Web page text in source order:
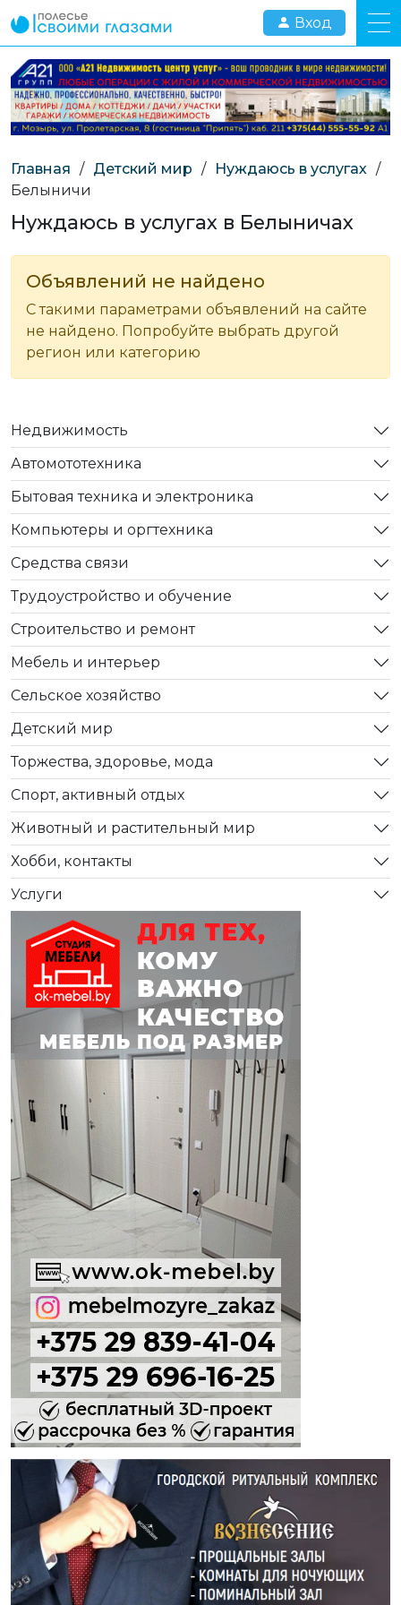
Вход
Главная / Детский мир / Нуждаюсь в услугах /
Белыничи
Нуждаюсь в услугах в Белыничах
Объявлений не найдено
С такими параметрами объявлений на сайте
не найдено. Попробуйте выбрать другой
регион или категорию
Недвижимость
Автомототехника
Бытовая техника и электроника
Компьютеры и оргтехника
Средства связи
Трудоустройство и обучение
Строительство и ремонт
Мебель и интерьер
Сельское хозяйство
Детский мир
Торжества, здоровье, мода
Спорт, активный отдых
Животный и растительный мир
Хобби, контакты
Услуги